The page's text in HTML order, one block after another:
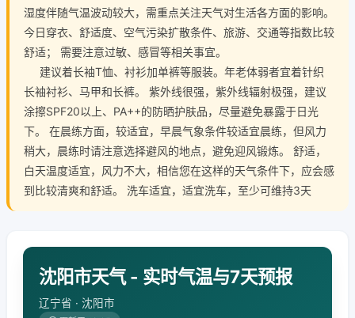
湿度伴随气温波动较大，需重点关注天气对生活各方面的影响。
今日穿衣、舒适度、空气污染扩散条件、旅游、交通等指数比较
舒适； 需要注意过敏、感冒等相关事宜。
建议着长袖T恤、衬衫加单裤等服装。年老体弱者宜着针织
长袖衬衫、马甲和长裤。 紫外线很强，紫外线辐射极强，建议
涂擦SPF20以上、PA++的防晒护肤品，尽量避免暴露于日光
下。 在晨练方面，较适宜，早晨气象条件较适宜晨练，但风力
稍大，晨练时请注意选择避风的地点，避免迎风锻炼。 舒适，
白天温度适宜，风力不大，相信您在这样的天气条件下，应会感
到比较清爽和舒适。 洗车适宜，适宜洗车，至少可维持3天
沈阳市天气 - 实时气温与7天预报
辽宁省 · 沈阳市